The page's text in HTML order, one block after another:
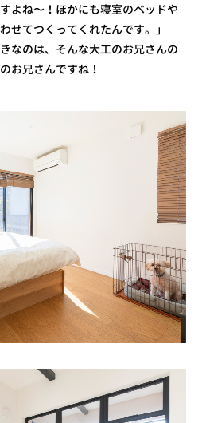
よね〜！ほかにも寝室のベッドや
せてつくってくれたんです。」
なのは、そんな大工のお兄さんの
お兄さんですね！